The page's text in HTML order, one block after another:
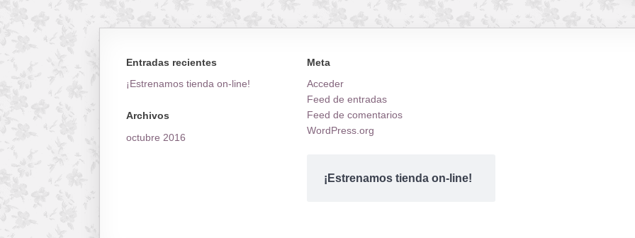
Entradas recientes
¡Estrenamos tienda on-line!
Archivos
octubre 2016
Meta
Acceder
Feed de entradas
Feed de comentarios
WordPress.org
¡Estrenamos tienda on-line!